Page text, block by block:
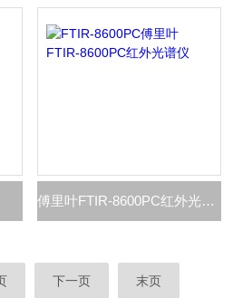
傅里叶FTIR-8600PC红外光谱仪
下一页 末页